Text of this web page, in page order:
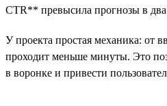
CTR** превысила прогнозы в два
У проекта простая механика: от
проходит меньше минуты. Это
в воронке и привести